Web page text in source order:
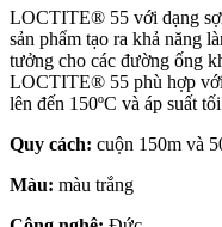
LOCTITE® 55 với dạng
sản phẩm tạo ra khả năng
tưởng cho các đường ống
LOCTITE® 55 phù hợp với
lên đến 150ºC và áp suất tối
Quy cách: cuộn 150m và
Màu: màu trắng